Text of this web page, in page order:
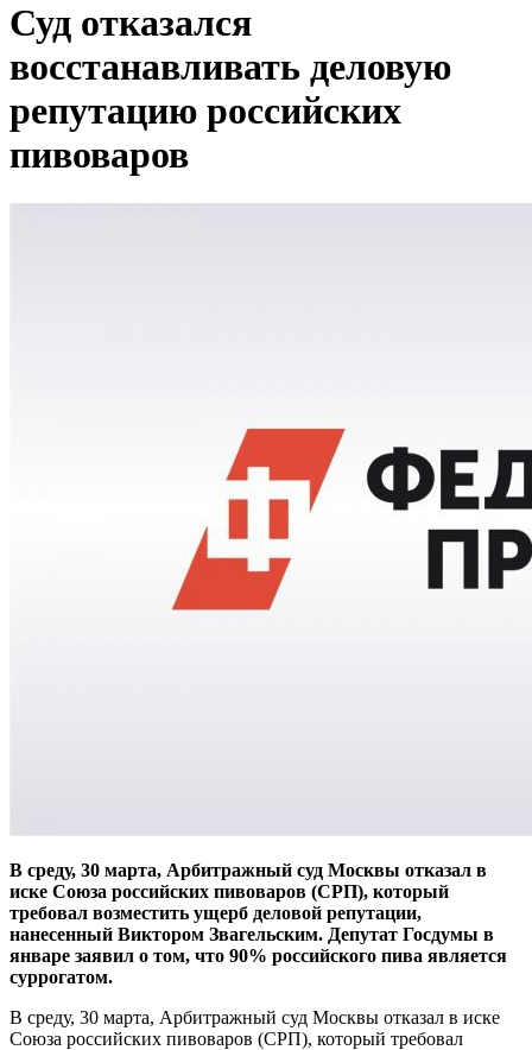
Суд отказался
восстанавливать деловую
репутацию российских
пивоваров
В среду, 30 марта, Арбитражный суд Москвы отказал в
иске Союза российских пивоваров (СРП), который
требовал возместить ущерб деловой репутации,
нанесенный Виктором Звагельским. Депутат Госдумы в
январе заявил о том, что 90% российского пива является
суррогатом.
В среду, 30 марта, Арбитражный суд Москвы отказал в иске
Союза российских пивоваров (СРП), который требовал